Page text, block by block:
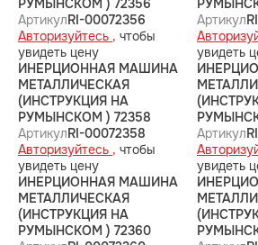
РУМЫНСКОМ ) 72356
АртикулRI-00072356
Авторизуйтесь , чтобы
увидеть цену
Артикул
увидеть
ИНЕРЦИОННАЯ МАШИНА
МЕТАЛЛИЧЕСКАЯ
(ИНСТРУКЦИЯ НА
РУМЫНСКОМ ) 72358
АртикулRI-00072358
Авторизуйтесь , чтобы
увидеть цену
Артикул
увидеть
ИНЕРЦИОННАЯ МАШИНА
МЕТАЛЛИЧЕСКАЯ
(ИНСТРУКЦИЯ НА
РУМЫНСКОМ ) 72360